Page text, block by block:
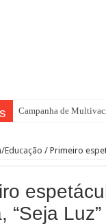
Campanha de
Pedal de Ativação da
2ª Reunião Ordinária
Jornada do Patrimônio
Educação / Primeiro
“Seja Luz”